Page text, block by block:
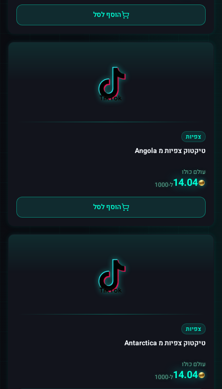
הוסף לסל
צפיות
טיקטוק צפיות מ Angola
עולם כולו
14.04ל-1000
הוסף לסל
צפיות
טיקטוק צפיות מ Antarctica
עולם כולו
14.04ל-1000